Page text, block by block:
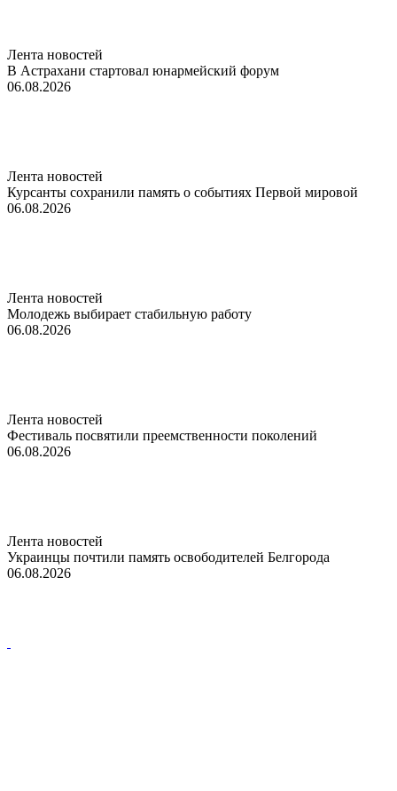
Лента новостей
В Астрахани стартовал юнармейский форум
06.08.2026
Лента новостей
Курсанты сохранили память о событиях Первой мировой
06.08.2026
Лента новостей
Молодежь выбирает стабильную работу
06.08.2026
Лента новостей
Фестиваль посвятили преемственности поколений
06.08.2026
Лента новостей
Украинцы почтили память освободителей Белгорода
06.08.2026